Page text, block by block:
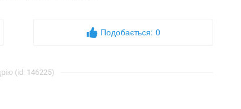
Подобається: 0
(id: 146225)